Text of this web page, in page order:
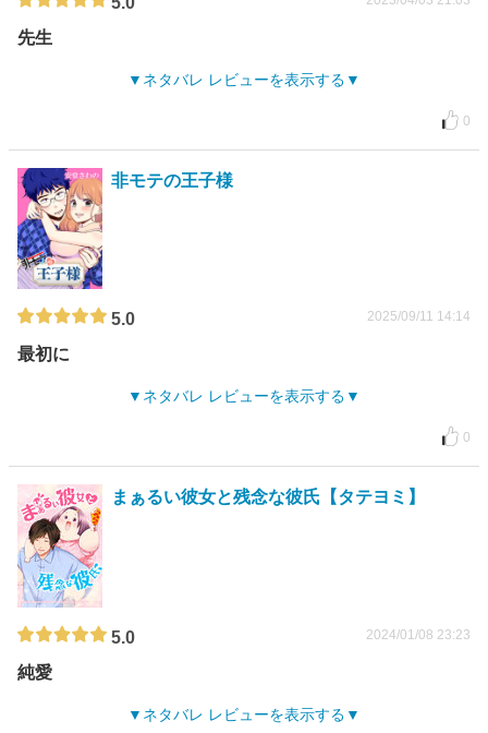
先生
ネタバレ レビューを表示する
0
非モテの王子様
5.0 2025/09/11 14:14
最初に
ネタバレ レビューを表示する
0
まぁるい彼女と残念な彼氏【タテヨミ】
5.0 2024/01/08 23:23
純愛
ネタバレ レビューを表示する